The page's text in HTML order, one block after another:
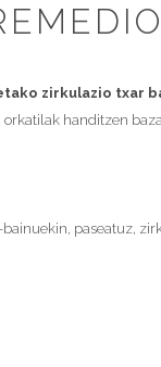
zirkulazio txar
handitzen
paseatuz,